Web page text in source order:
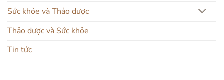
Sức khỏe và Thảo dược
Thảo dược và Sức khỏe
Tin tức